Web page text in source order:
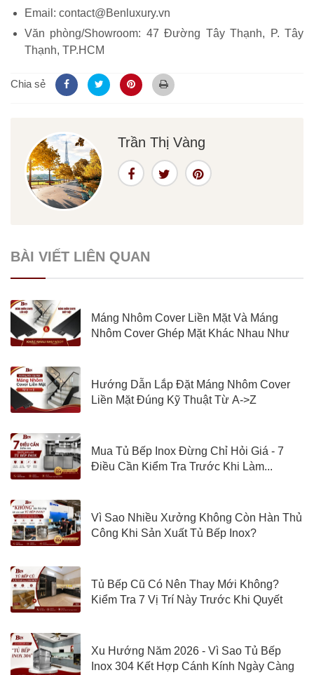
Email: contact@Benluxury.vn
Văn phòng/Showroom: 47 Đường Tây Thạnh, P. Tây
Thạnh, TP.HCM
Chia sẻ
Trần Thị Vàng
BÀI VIẾT LIÊN QUAN
Máng Nhôm Cover Liền Mặt Và Máng
Nhôm Cover Ghép Mặt Khác Nhau Như
Hướng Dẫn Lắp Đặt Máng Nhôm Cover
Liền Mặt Đúng Kỹ Thuật Từ A->Z
Mua Tủ Bếp Inox Đừng Chỉ Hỏi Giá - 7
Điều Cần Kiểm Tra Trước Khi Làm...
Vì Sao Nhiều Xưởng Không Còn Hàn Thủ
Công Khi Sản Xuất Tủ Bếp Inox?
Tủ Bếp Cũ Có Nên Thay Mới Không?
Kiểm Tra 7 Vị Trí Này Trước Khi Quyết
Xu Hướng Năm 2026 - Vì Sao Tủ Bếp
Inox 304 Kết Hợp Cánh Kính Ngày Càng